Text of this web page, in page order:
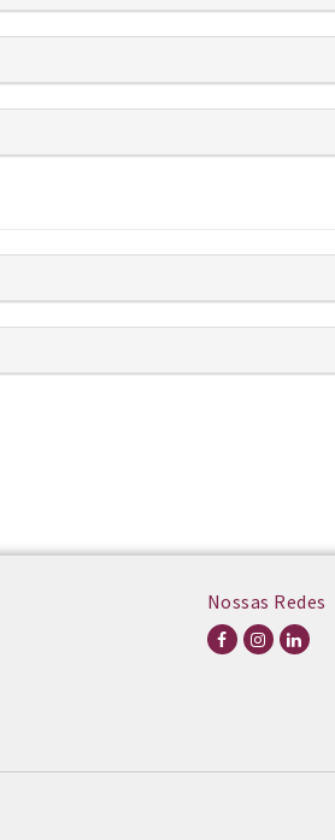
Nossas Redes